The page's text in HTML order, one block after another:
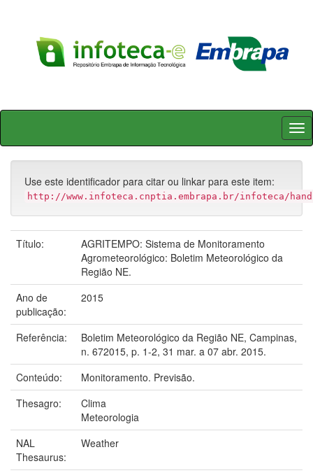
Skip
Use este identificador para citar ou linkar para este item:
http://www.infoteca.cnptia.embrapa.br/infoteca/
Título:
AGRITEMPO: Sistema de Monitoramento
Agrometeorológico: Boletim Meteorológico da
Região NE.
Ano de
publicação:
2015
Referência:
Boletim Meteorológico da Região NE, Campinas,
n. 672015, p. 1-2, 31 mar. a 07 abr. 2015.
Conteúdo:
Monitoramento. Previsão.
Thesagro:
Clima
Meteorologia
NAL
Thesaurus:
Weather